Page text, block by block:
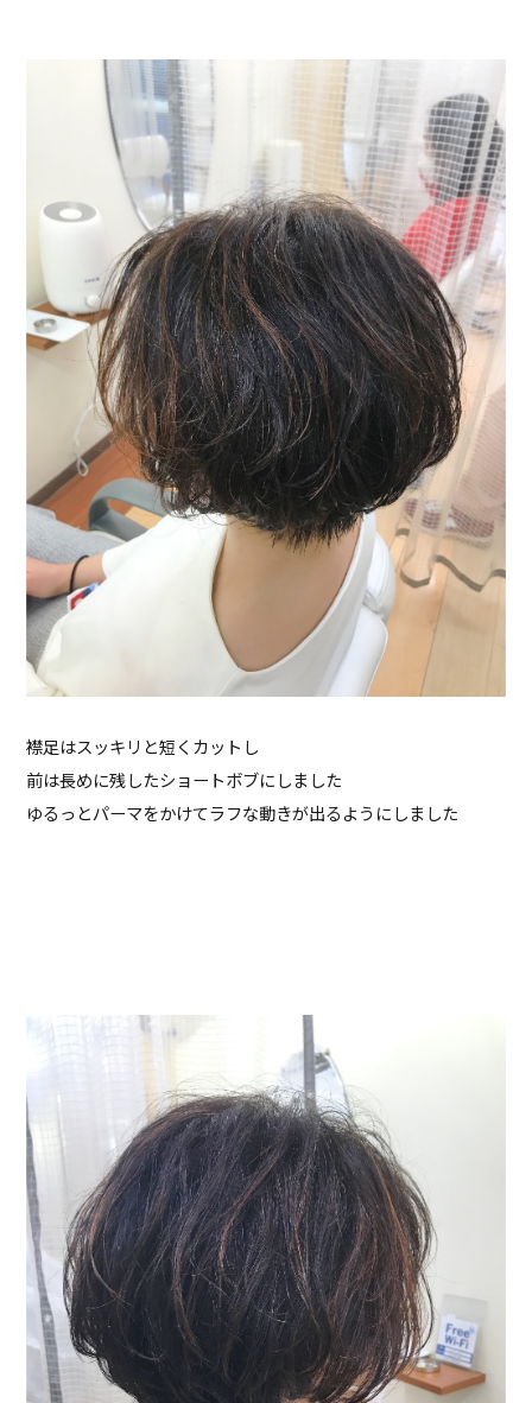
襟足はスッキリと短くカットし
前は長めに残したショートボブにしました
ゆるっとパーマをかけてラフな動きが出るようにしました